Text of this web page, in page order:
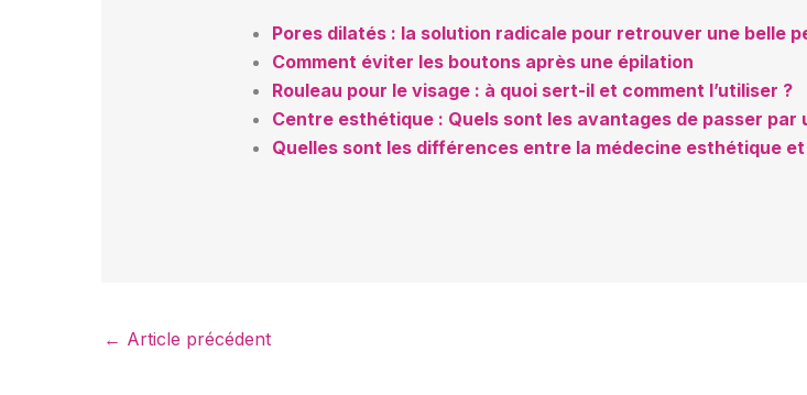
Pores dilatés : la solution radicale pour retrouver une belle
Comment éviter les boutons après une épilation
Rouleau pour le visage : à quoi sert-il et comment l’utiliser ?
Centre esthétique : Quels sont les avantages de passer par
Quelles sont les différences entre la médecine esthétique
← Article précédent